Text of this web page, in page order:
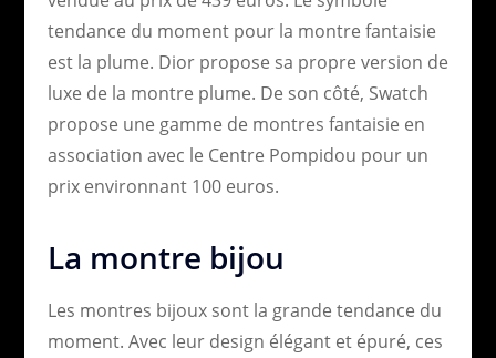
tendance du moment pour la montre fantaisie
est la plume. Dior propose sa propre version de
luxe de la montre plume. De son côté, Swatch
propose une gamme de montres fantaisie en
association avec le Centre Pompidou pour un
prix environnant 100 euros.
La montre bijou
Les montres bijoux sont la grande tendance du
moment. Avec leur design élégant et épuré, ces